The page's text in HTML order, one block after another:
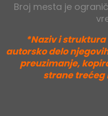
Broj mesta je
*Naziv i
autorsko delo
preuzimanje,
strane trećeg